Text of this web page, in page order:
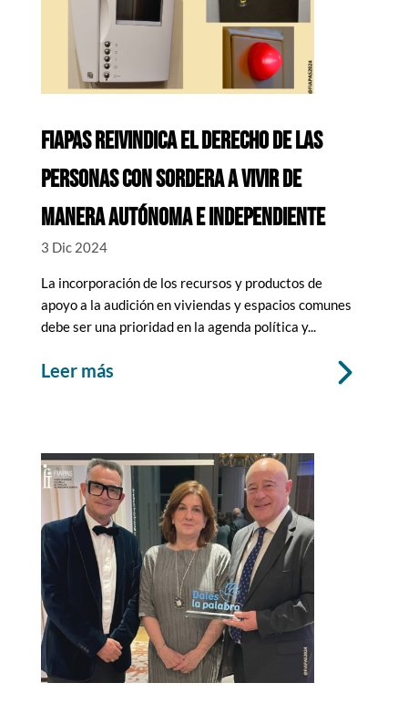
FIAPAS REIVINDICA EL DERECHO DE LAS
PERSONAS CON SORDERA A VIVIR DE
MANERA AUTÓNOMA E INDEPENDIENTE
3 Dic 2024
La incorporación de los recursos y productos de
apoyo a la audición en viviendas y espacios comunes
debe ser una prioridad en la agenda política y...
leer más